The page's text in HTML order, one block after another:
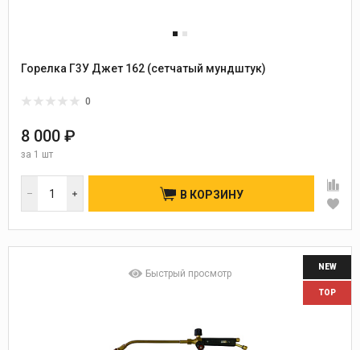
Горелка Г3У Джет 162 (сетчатый мундштук)
0
8 000 ₽
за 1 шт
В КОРЗИНУ
Быстрый просмотр
NEW
TOP